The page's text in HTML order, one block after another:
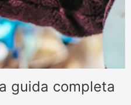
guida completa